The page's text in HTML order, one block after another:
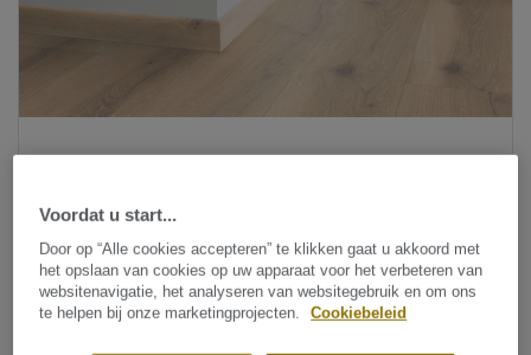
Voordat u start...
Door op “Alle cookies accepteren” te klikken gaat u akkoord met
het opslaan van cookies op uw apparaat voor het verbeteren van
websitenavigatie, het analyseren van websitegebruik en om ons
te helpen bij onze marketingprojecten.
Cookiebeleid